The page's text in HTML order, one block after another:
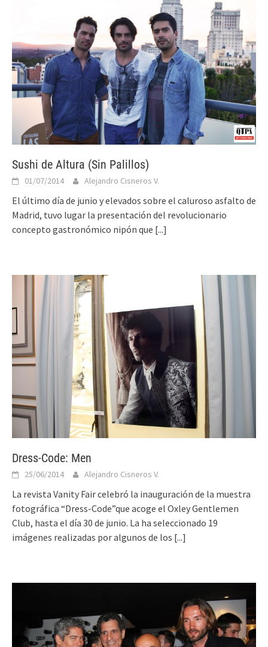
Sushi de Altura (Sin Palillos)
01/07/2014 Alejandro Cisneros V.
El último día de junio y elevados sobre el caluroso asfalto de
Madrid, tuvo lugar la presentación del revolucionario
concepto gastronómico nipón que [...]
Dress-Code: Men
25/06/2014 Alejandro Cisneros V.
La revista Vanity Fair celebró la inauguración de la muestra
fotográfica “Dress-Code”que acoge el Oxley Gentlemen
Club, hasta el día 30 de junio. La ha seleccionado 19
imágenes realizadas por algunos de los [...]